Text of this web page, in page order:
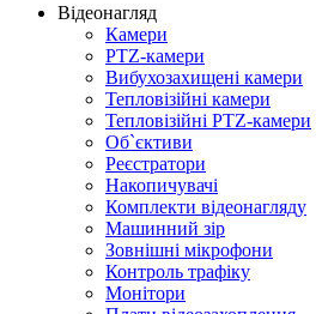
Відеонагляд
Камери
PTZ-камери
Вибухозахищені камери
Тепловізійні камери
Тепловізійні PTZ-камери
Об`єктиви
Реєстратори
Накопичувачі
Комплекти відеонагляду
Машинний зір
Зовнішні мікрофони
Контроль трафіку
Монітори